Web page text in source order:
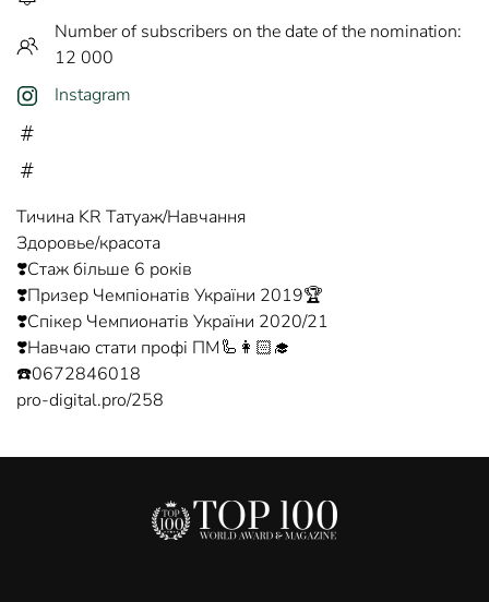
Number of subscribers on the date of the nomination:
12 000
Instagram
Тичина KR Татуаж/Навчання
Здоровье/красота
❣️Стаж більше 6 років
❣️Призер Чемпіонатів України 2019🏆
❣️Спікер Чемпионатів України 2020/21
❣️Навчаю стати профі ПМ🦾👩🏻‍🎓
☎️0672846018
pro-digital.pro/258